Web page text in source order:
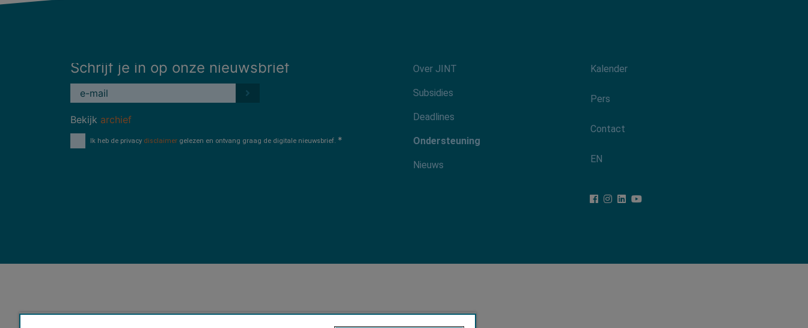
Schrijf je in op onze nieuwsbrief
Bekijk archief
Ik heb de privacy disclaimer gelezen en ontvang graag de digitale nieuwsbrief.
Footer-
menu
Over JINT
Subsidies
Deadlines
Ondersteuning
Nieuws
Kalender
Pers
Contact
EN